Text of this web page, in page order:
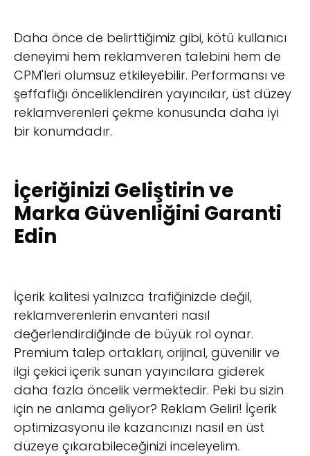
Daha önce de belirttiğimiz gibi, kötü kullanıcı
deneyimi hem reklamveren talebini hem de
CPM'leri olumsuz etkileyebilir. Performansı ve
şeffaflığı önceliklendiren yayıncılar, üst düzey
reklamverenleri çekme konusunda daha iyi
bir konumdadır.
İçeriğinizi Geliştirin ve
Marka Güvenliğini Garanti
Edin
İçerik kalitesi yalnızca trafiğinizde değil,
reklamverenlerin envanteri nasıl
değerlendirdiğinde de büyük rol oynar.
Premium talep ortakları, orijinal, güvenilir ve
ilgi çekici içerik sunan yayıncılara giderek
daha fazla öncelik vermektedir. Peki bu sizin
için ne anlama geliyor? Reklam Geliri! İçerik
optimizasyonu ile kazancınızı nasıl en üst
düzeye çıkarabileceğinizi inceleyelim.